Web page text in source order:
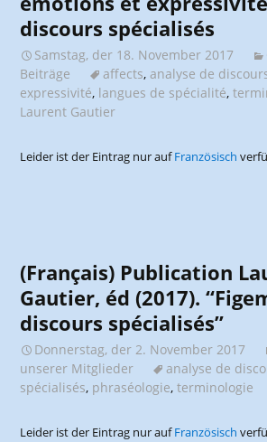
discours spécialisés
Samstag, der 18. November 2017
Beiträge
affects,analyse de
expressivité, langues de spécialité,
Laurent Gautier
Leider ist der Eintrag nur aufFranzösisch
(Français) Publication
Gautier, éd (2017).
discours spécialisés”
Donnerstag, der 2. November 2017
unserer Mitglieder
analyse de
spécialisés, phraséologie,terminologie
Leider ist der Eintrag nur aufFranzösisch